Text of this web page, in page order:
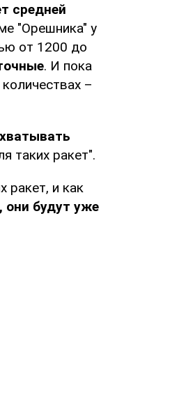
средней
"Орешника" у
от 1200 до
. И пока
–
таких ракет".
ракет, и как
они будут уже